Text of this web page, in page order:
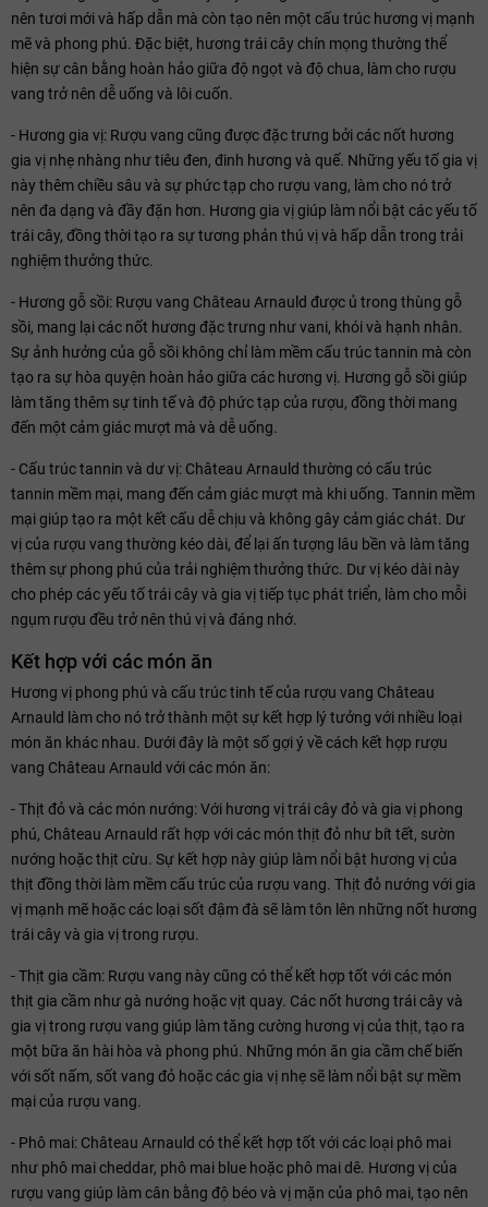
nên tươi mới và hấp dẫn mà còn tạo nên một cấu trúc hương vị mạnh
mẽ và phong phú. Đặc biệt, hương trái cây chín mọng thường thể
hiện sự cân bằng hoàn hảo giữa độ ngọt và độ chua, làm cho rượu
vang trở nên dễ uống và lôi cuốn.
- Hương gia vị: Rượu vang cũng được đặc trưng bởi các nốt hương
gia vị nhẹ nhàng như tiêu đen, đinh hương và quế. Những yếu tố gia vị
này thêm chiều sâu và sự phức tạp cho rượu vang, làm cho nó trở
nên đa dạng và đầy đặn hơn. Hương gia vị giúp làm nổi bật các yếu tố
trái cây, đồng thời tạo ra sự tương phản thú vị và hấp dẫn trong trải
nghiệm thưởng thức.
- Hương gỗ sồi: Rượu vang Château Arnauld được ủ trong thùng gỗ
sồi, mang lại các nốt hương đặc trưng như vani, khói và hạnh nhân.
Sự ảnh hưởng của gỗ sồi không chỉ làm mềm cấu trúc tannin mà còn
tạo ra sự hòa quyện hoàn hảo giữa các hương vị. Hương gỗ sồi giúp
làm tăng thêm sự tinh tế và độ phức tạp của rượu, đồng thời mang
đến một cảm giác mượt mà và dễ uống.
- Cấu trúc tannin và dư vị: Château Arnauld thường có cấu trúc
tannin mềm mại, mang đến cảm giác mượt mà khi uống. Tannin mềm
mại giúp tạo ra một kết cấu dễ chịu và không gây cảm giác chát. Dư
vị của rượu vang thường kéo dài, để lại ấn tượng lâu bền và làm tăng
thêm sự phong phú của trải nghiệm thưởng thức. Dư vị kéo dài này
cho phép các yếu tố trái cây và gia vị tiếp tục phát triển, làm cho mỗi
ngụm rượu đều trở nên thú vị và đáng nhớ.
Kết hợp với các món ăn
Hương vị phong phú và cấu trúc tinh tế của rượu vang Château
Arnauld làm cho nó trở thành một sự kết hợp lý tưởng với nhiều loại
món ăn khác nhau. Dưới đây là một số gợi ý về cách kết hợp rượu
vang Château Arnauld với các món ăn:
- Thịt đỏ và các món nướng: Với hương vị trái cây đỏ và gia vị phong
phú, Château Arnauld rất hợp với các món thịt đỏ như bít tết, sườn
nướng hoặc thịt cừu. Sự kết hợp này giúp làm nổi bật hương vị của
thịt đồng thời làm mềm cấu trúc của rượu vang. Thịt đỏ nướng với gia
vị mạnh mẽ hoặc các loại sốt đậm đà sẽ làm tôn lên những nốt hương
trái cây và gia vị trong rượu.
- Thịt gia cầm: Rượu vang này cũng có thể kết hợp tốt với các món
thịt gia cầm như gà nướng hoặc vịt quay. Các nốt hương trái cây và
gia vị trong rượu vang giúp làm tăng cường hương vị của thịt, tạo ra
một bữa ăn hài hòa và phong phú. Những món ăn gia cầm chế biến
với sốt nấm, sốt vang đỏ hoặc các gia vị nhẹ sẽ làm nổi bật sự mềm
mại của rượu vang.
- Phô mai: Château Arnauld có thể kết hợp tốt với các loại phô mai
như phô mai cheddar, phô mai blue hoặc phô mai dê. Hương vị của
rượu vang giúp làm cân bằng độ béo và vị mặn của phô mai, tạo nên